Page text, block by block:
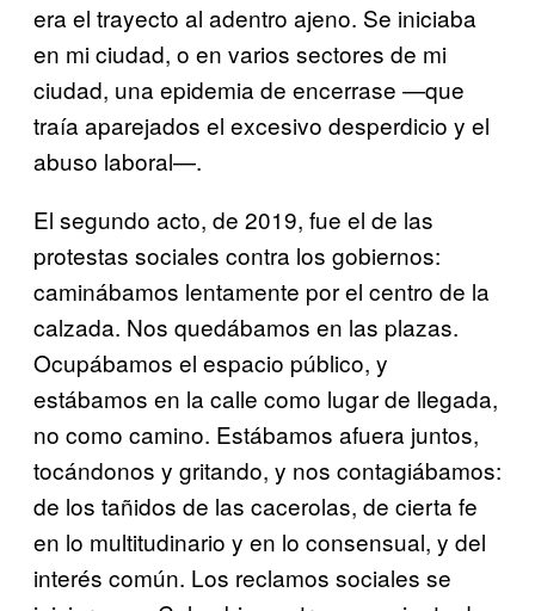
era el trayecto al adentro ajeno. Se iniciaba
en mi ciudad, o en varios sectores de mi
ciudad, una epidemia de encerrase —que
traía aparejados el excesivo desperdicio y el
abuso laboral—.
El segundo acto, de 2019, fue el de las
protestas sociales contra los gobiernos:
caminábamos lentamente por el centro de la
calzada. Nos quedábamos en las plazas.
Ocupábamos el espacio público, y
estábamos en la calle como lugar de llegada,
no como camino. Estábamos afuera juntos,
tocándonos y gritando, y nos contagiábamos:
de los tañidos de las cacerolas, de cierta fe
en lo multitudinario y en lo consensual, y del
interés común. Los reclamos sociales se